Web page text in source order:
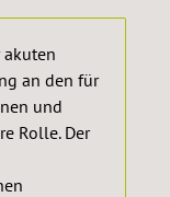
akuten
an den für
und
Rolle. Der